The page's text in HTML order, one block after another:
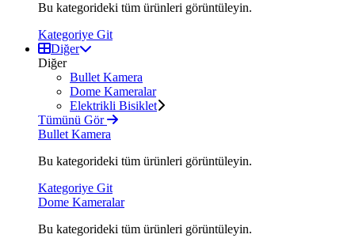
Bu kategorideki tüm ürünleri görüntüleyin.
Kategoriye Git
Diğer
Diğer
Bullet Kamera
Dome Kameralar
Elektrikli Bisiklet
Tümünü Gör
Bullet Kamera
Bu kategorideki tüm ürünleri görüntüleyin.
Kategoriye Git
Dome Kameralar
Bu kategorideki tüm ürünleri görüntüleyin.